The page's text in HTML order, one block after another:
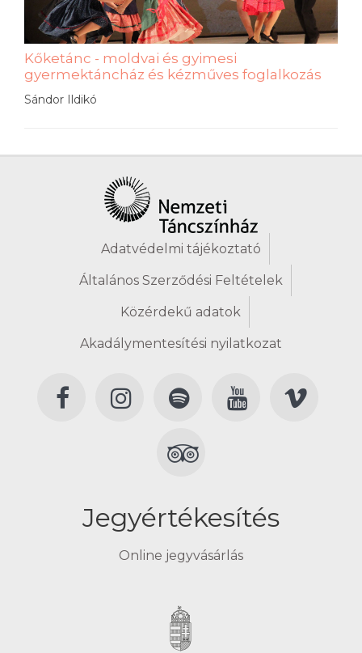
Kőketánc - moldvai és gyimesi
gyermektáncház és kézműves foglalkozás
Sándor Ildikó
Adatvédelmi tájékoztató
Általános Szerződési Feltételek
Közérdekű adatok
Akadálymentesítési nyilatkozat
Jegyértékesítés
Online jegyvásárlás